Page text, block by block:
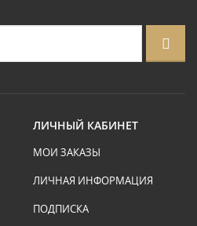
ЛИЧНЫЙ КАБИНЕТ
МОИ ЗАКАЗЫ
ЛИЧНАЯ ИНФОРМАЦИЯ
ПОДПИСКА